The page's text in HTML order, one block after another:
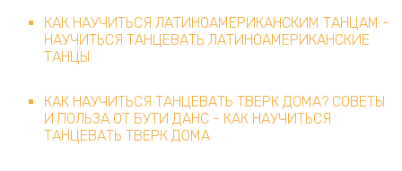
КАК НАУЧИТЬСЯ ЛАТИНОАМЕРИКАНСКИМ ТАНЦАМ -
НАУЧИТЬСЯ ТАНЦЕВАТЬ ЛАТИНОАМЕРИКАНСКИЕ
ТАНЦЫ
КАК НАУЧИТЬСЯ ТАНЦЕВАТЬ ТВЕРК ДОМА? СОВЕТЫ
И ПОЛЬЗА ОТ БУТИ ДАНС - КАК НАУЧИТЬСЯ
ТАНЦЕВАТЬ ТВЕРК ДОМА